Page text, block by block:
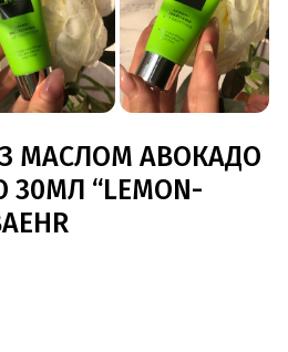
МАСЛОМ АВОКАДО
“LEMON-